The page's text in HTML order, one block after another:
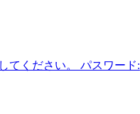
てください。 パスワード: